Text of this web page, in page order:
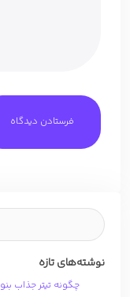
نوشته‌های تازه
چگونه تیتر جذاب